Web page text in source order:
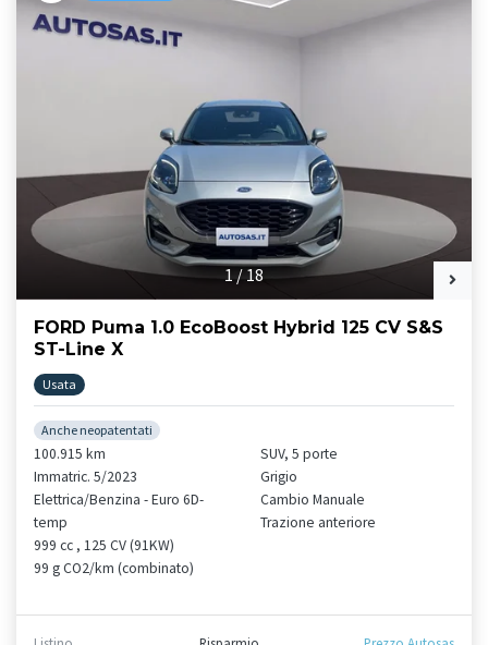
1 /18
FORD Puma 1.0 EcoBoost Hybrid 125 CV S&S
ST-Line X
Usata
Anche neopatentati
100.915 km
Immatric. 5/2023
Elettrica/Benzina - Euro 6D-
temp
999 cc , 125 CV (91KW)
99 g CO2/km (combinato)
SUV, 5 porte
Grigio
Cambio Manuale
Trazione anteriore